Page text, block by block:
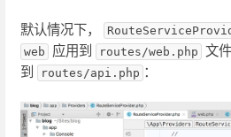
默认情况下，
web 应用到 routes/web.php 文
到
routes/api.php ：